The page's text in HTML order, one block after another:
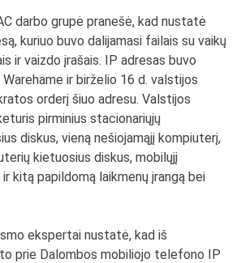
darbo grupė pranešė, kad nustatė
kuriuo buvo dalijamasi failais su vaikų
ir vaizdo įrašais. IP adresas buvo
ir birželio 16 d. valstijos
orderį šiuo adresu. Valstijos
pirminius stacionariųjų
diskus, vieną nešiojamąjį kompiuterį,
kietuosius diskus, mobilųjį
kitą papildomą laikmenų įrangą bei
ekspertai nustatė, kad iš
prie Dalombos mobiliojo telefono IP